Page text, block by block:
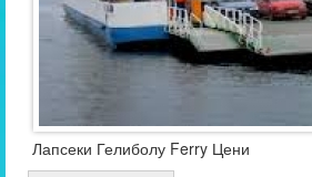
Лапсеки Гелиболу Ferry Цени